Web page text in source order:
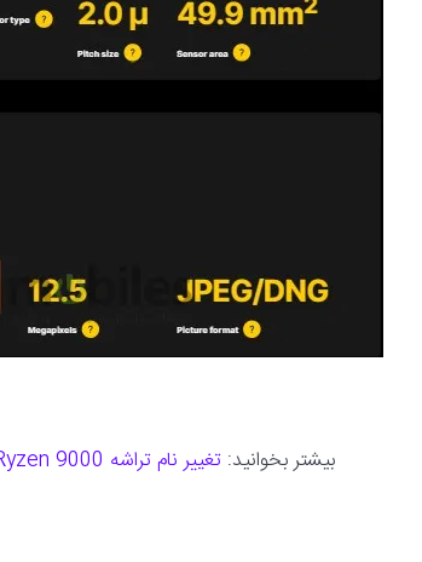
بیشتر بخوانید: تغییر نام تراشه Strix Point Ryzen 9000 به Ryzen AI 300 از سوی AMD اعلام شد